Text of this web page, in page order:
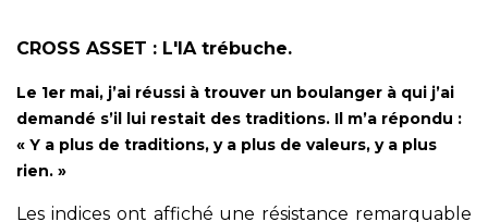
CROSS ASSET : L'IA trébuche.
Le 1er mai, j’ai réussi à trouver un boulanger à qui j’ai
demandé s’il lui restait des traditions. Il m’a répondu :
« Y a plus de traditions, y a plus de valeurs, y a plus
rien. »
Les indices ont affiché une résistance remarquable